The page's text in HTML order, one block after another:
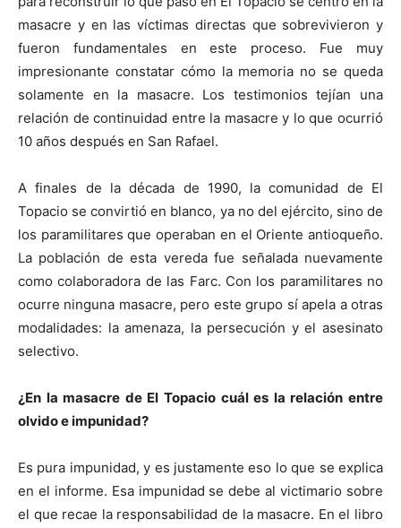
masacre y en las víctimas directas que sobrevivieron y
fueron fundamentales en este proceso. Fue muy
impresionante constatar cómo la memoria no se queda
solamente en la masacre. Los testimonios tejían una
relación de continuidad entre la masacre y lo que ocurrió
10 años después en San Rafael.
A finales de la década de 1990, la comunidad de El
Topacio se convirtió en blanco, ya no del ejército, sino de
los paramilitares que operaban en el Oriente antioqueño.
La población de esta vereda fue señalada nuevamente
como colaboradora de las Farc. Con los paramilitares no
ocurre ninguna masacre, pero este grupo sí apela a otras
modalidades: la amenaza, la persecución y el asesinato
selectivo.
¿En la masacre de El Topacio cuál es la relación entre
olvido e impunidad?
Es pura impunidad, y es justamente eso lo que se explica
en el informe. Esa impunidad se debe al victimario sobre
el que recae la responsabilidad de la masacre. En el libro